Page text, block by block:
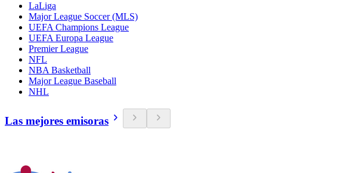
LaLiga
Major League Soccer (MLS)
UEFA Champions League
UEFA Europa League
Premier League
NFL
NBA Basketball
Major League Baseball
NHL
Las mejores emisoras